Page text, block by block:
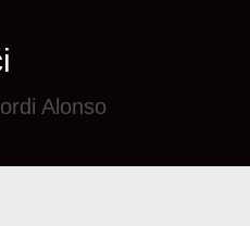
Alonso